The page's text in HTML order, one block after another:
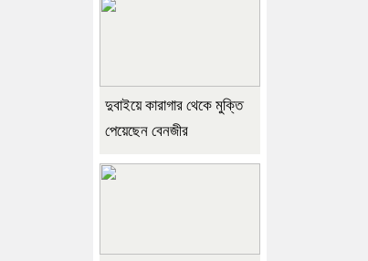
দুবাইয়ে কারাগার থেকে মুক্তি
পেয়েছেন বেনজীর